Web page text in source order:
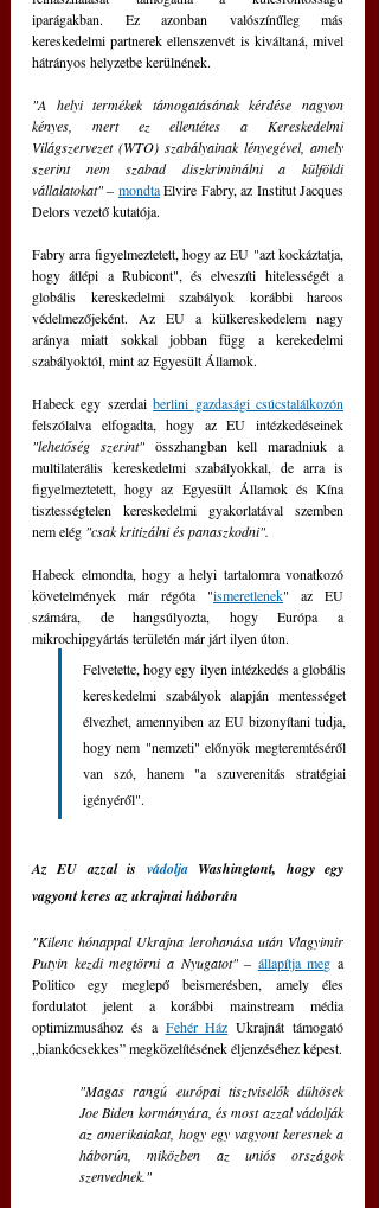
iparágakban. Ez azonban valószínűleg más
kereskedelmi partnerek ellenszenvét is kiváltaná, mivel
hátrányos helyzetbe kerülnének.
"A helyi termékek támogatásának kérdése nagyon
kényes, mert ez ellentétes a Kereskedelmi
Világszervezet (WTO) szabályainak lényegével, amely
szerint nem szabad diszkriminálni a külföldi
vállalatokat" – mondta Elvire Fabry, az Institut Jacques
Delors vezető kutatója.
Fabry arra figyelmeztetett, hogy az EU "azt kockáztatja,
hogy átlépi a Rubicont", és elveszíti hitelességét a
globális kereskedelmi szabályok korábbi harcos
védelmezőjeként. Az EU a külkereskedelem nagy
aránya miatt sokkal jobban függ a kerekedelmi
szabályoktól, mint az Egyesült Államok.
Habeck egy szerdai berlini gazdasági csúcstalálkozón
"lehetőség szerint" összhangban kell maradniuk a
multilaterális kereskedelmi szabályokkal, de arra is
figyelmeztetett, hogy az Egyesült Államok és Kína
tisztességtelen kereskedelmi gyakorlatával szemben
nem elég "csak kritizálni és panaszkodni".
Habeck elmondta, hogy a helyi tartalomra vonatkozó
követelmények már régóta "ismeretlenek" az EU
számára, de hangsúlyozta, hogy Európa a
mikrochipgyártás területén már járt ilyen úton.
Felvetette, hogy egy ilyen intézkedés a globális
kereskedelmi szabályok alapján mentességet
élvezhet, amennyiben az EU bizonyítani tudja,
hogy nem "nemzeti" előnyök megteremtéséről
van szó, hanem "a szuverenitás stratégiai
igényéről".
Az EU azzal is vádolja Washingtont, hogy egy
vagyont keres az ukrajnai háborún
"Kilenc hónappal Ukrajna lerohanása után Vlagyimir
Putyin kezdi megtörni a Nyugatot" – állapítja meg a
Politico egy meglepő beismerésben, amely éles
fordulatot jelent a korábbi mainstream média
optimizmusához és a Fehér Ház Ukrajnát támogató
"Magas rangú európai tisztviselők dühösek
Joe Biden kormányára, és most azzal vádolják
az amerikaiakat, hogy egy vagyont keresnek a
háborún, miközben az uniós országok
szenvednek."